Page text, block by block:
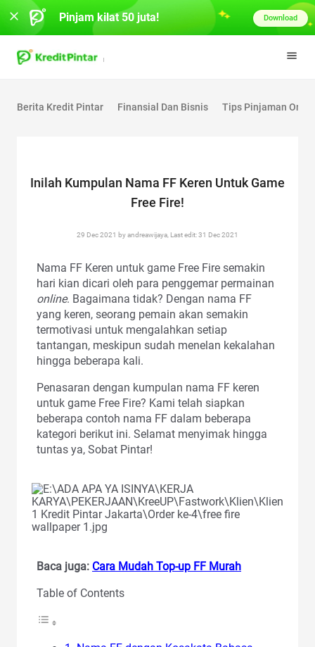
Berita Kredit Pintar Finansial Dan Bisnis Tips Pinjaman
Inilah Kumpulan Nama FF Keren Untuk Game
Free Fire!
29 Dec 2021 by andreawijaya, Last edit: 31 Dec 2021
Nama FF Keren untuk game Free Fire semakin
hari kian dicari oleh para penggemar permainan
online. Bagaimana tidak? Dengan nama FF
yang keren, seorang pemain akan semakin
termotivasi untuk mengalahkan setiap
tantangan, meskipun sudah menelan kekalahan
hingga beberapa kali.
Penasaran dengan kumpulan nama FF keren
untuk game Free Fire? Kami telah siapkan
beberapa contoh nama FF dalam beberapa
kategori berikut ini. Selamat menyimak hingga
tuntas ya, Sobat Pintar!
Baca juga: Cara Mudah Top-up FF Murah
Table of Contents
Pinjam kilat 50 juta! Download